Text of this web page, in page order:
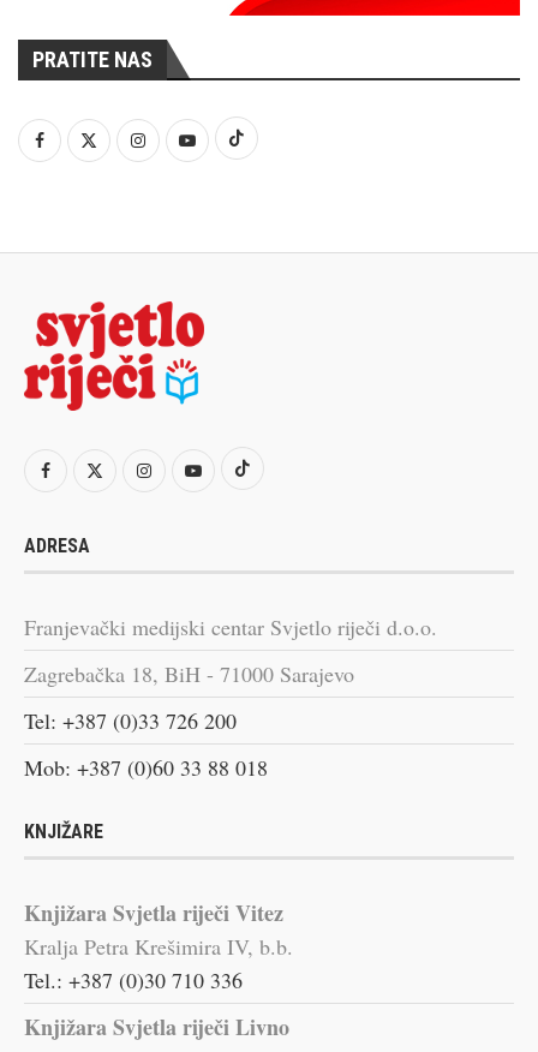
PRATITE NAS
ADRESA
Franjevački medijski centar Svjetlo riječi d.o.o.
Zagrebačka 18, BiH - 71000 Sarajevo
Tel: +387 (0)33 726 200
Mob: +387 (0)60 33 88 018
KNJIŽARE
Knjižara Svjetla riječi Vitez
Kralja Petra Krešimira IV, b.b.
Tel.: +387 (0)30 710 336
Knjižara Svjetla riječi Livno